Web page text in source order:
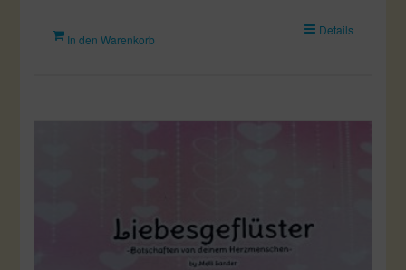
In den Warenkorb
Details